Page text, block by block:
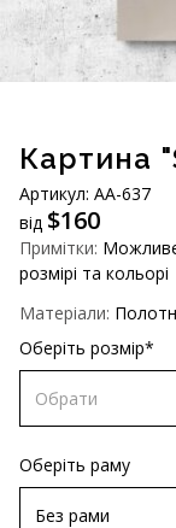
(A$) JPY (¥)
Картина
Артикул: АA-637
від $160
Примітки: Можливе
розмірі та кольорі
Матеріали:
Оберіть розмір*
Обрати
60х90 см
70x90см
Оберіть раму
Без рами